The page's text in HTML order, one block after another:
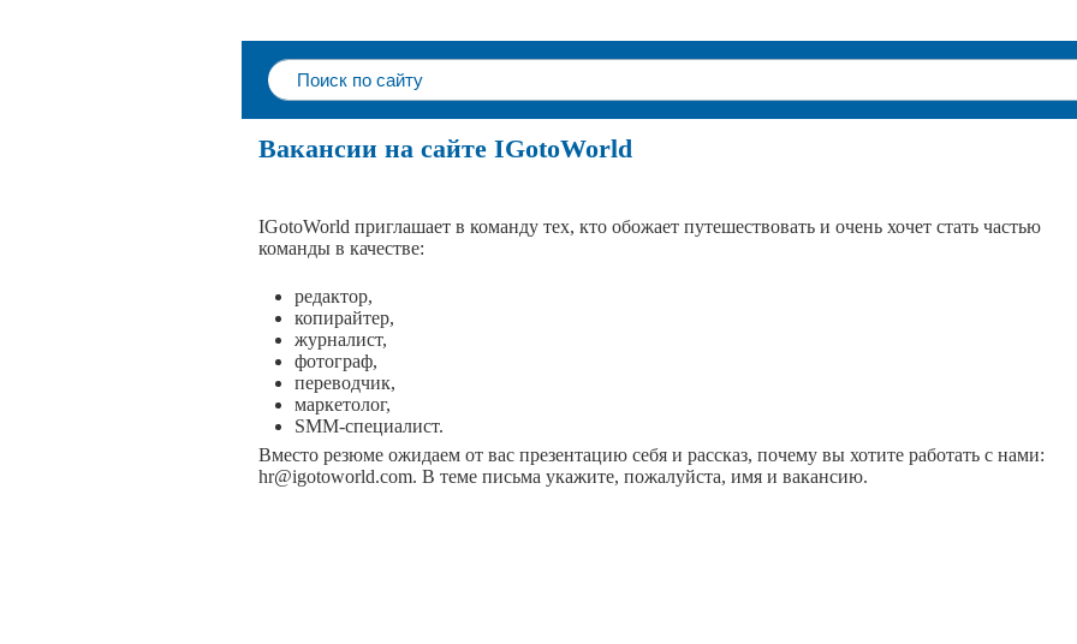
Вакансии на сайте IGotoWorld
IGotoWorld приглашает в команду тех, кто обожает путешествовать и очень хочет стать частью
команды в качестве:
редактор,
копирайтер,
журналист,
фотограф,
переводчик,
маркетолог,
SMM-специалист.
Вместо резюме ожидаем от вас презентацию себя и рассказ, почему вы хотите работать с нами:
hr@igotoworld.com. В теме письма укажите, пожалуйста, имя и вакансию.